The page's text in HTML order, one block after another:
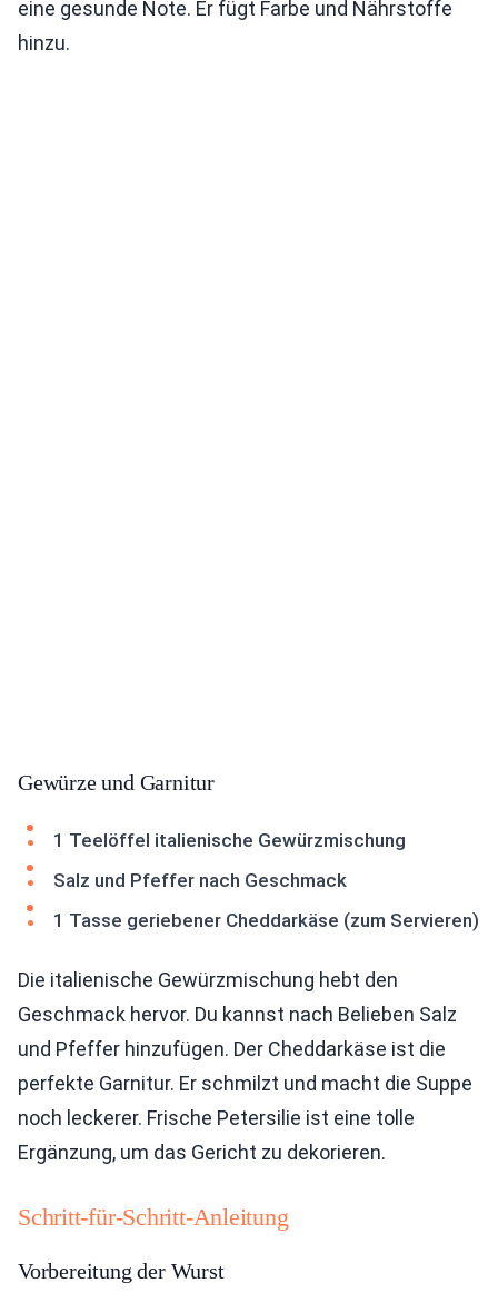
eine gesunde Note. Er fügt Farbe und Nährstoffe
hinzu.
Gewürze und Garnitur
1 Teelöffel italienische Gewürzmischung
Salz und Pfeffer nach Geschmack
1 Tasse geriebener Cheddarkäse (zum Servieren)
Die italienische Gewürzmischung hebt den
Geschmack hervor. Du kannst nach Belieben Salz
und Pfeffer hinzufügen. Der Cheddarkäse ist die
perfekte Garnitur. Er schmilzt und macht die Suppe
noch leckerer. Frische Petersilie ist eine tolle
Ergänzung, um das Gericht zu dekorieren.
Schritt-für-Schritt-Anleitung
Vorbereitung der Wurst